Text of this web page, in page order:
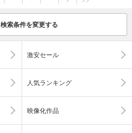
検索条件を変更する
激安セール
人気ランキング
映像化作品